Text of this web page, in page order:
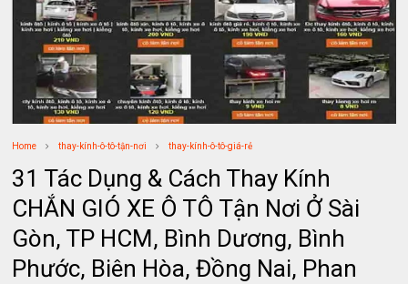
Home thay-kính-ô-tô-tận-nơi thay-kính-ô-tô-giá-rẻ
31 Tác Dụng & Cách Thay Kính
CHẮN GIÓ XE Ô TÔ Tận Nơi Ở Sài
Gòn, TP HCM, Bình Dương, Bình
Phước, Biên Hòa, Đồng Nai, Phan